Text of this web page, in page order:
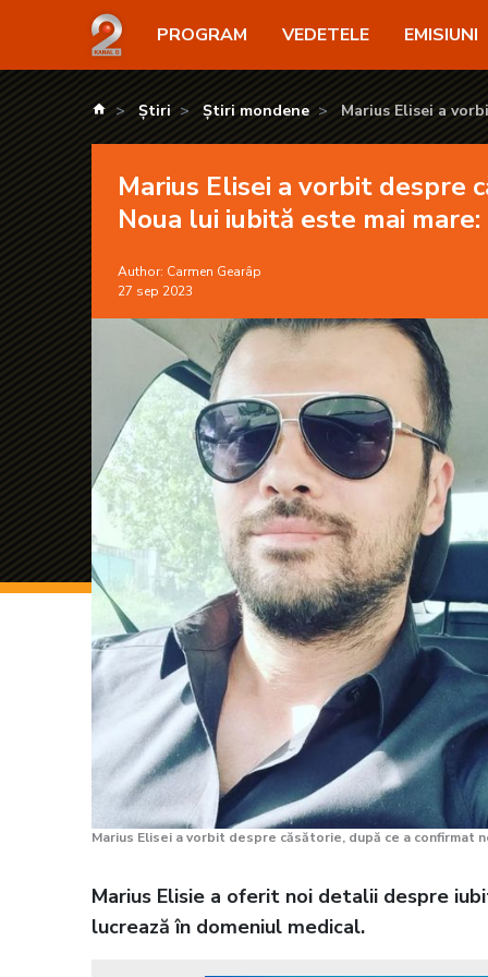
Marius Elisei a vorbit despre căsătorie, după ce a
PROGRAM VEDETELE EMISIUNI
kanald.ro
Știri Știri mondene
Marius Elisei a
Marius Elisei a vorbit despre
Noua lui iubită este mai
Author: Carmen Gearâp
27 sep 2023
Marius Elisei a vorbit despre căsătorie, după ce a confirmat
Marius Elisie a oferit noi detalii despre
lucrează în domeniul medical.